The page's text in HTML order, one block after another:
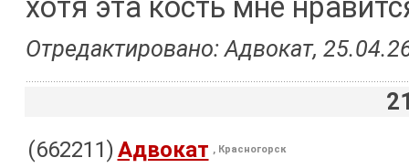
хотя эта кость мне
Отредактировано: Адвокат,
(662211)Адвокат , Красногорск